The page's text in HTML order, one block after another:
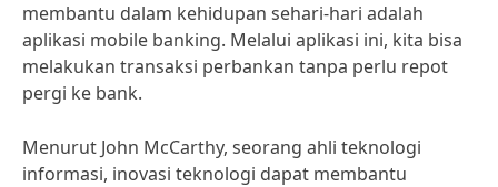
membantu dalam kehidupan sehari-hari adalah
aplikasi mobile banking. Melalui aplikasi ini, kita bisa
melakukan transaksi perbankan tanpa perlu repot
pergi ke bank.
Menurut John McCarthy, seorang ahli teknologi
informasi, inovasi teknologi dapat membantu